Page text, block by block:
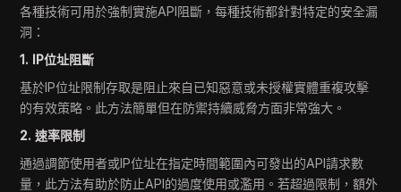
各種技術可用於強制實施API阻斷，每種技術都針對特定的安全漏
洞：
1. IP位址阻斷
基於IP位址限制存取是阻止來自已知惡意或未授權實體重複攻擊
的有效策略。此方法簡單但在防禦持續威脅方面非常強大。
2. 速率限制
通過調節使用者或IP位址在指定時間範圍內可發出的API請求數
量，此方法有助於防止API的過度使用或濫用。若超過限制，額外